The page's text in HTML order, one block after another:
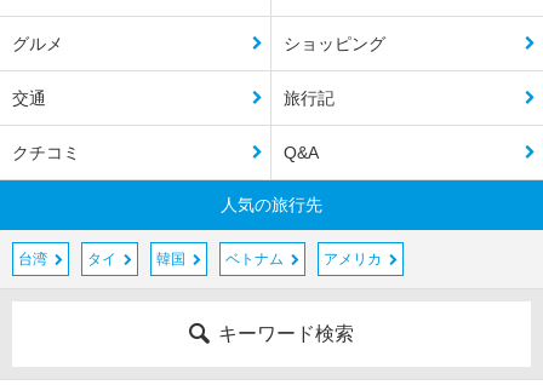
グルメ ショッピング
交通 旅行記
クチコミ Q&A
人気の旅行先
台湾 タイ 韓国 ベトナム アメリカ
キーワード検索